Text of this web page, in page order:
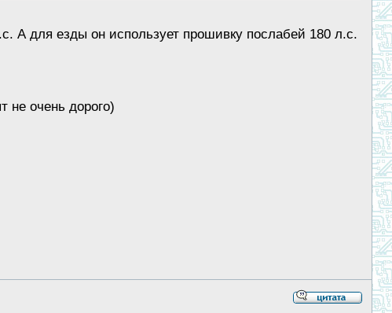
А для езды он использует прошивку послабей 180 л.с.
не очень дорого)